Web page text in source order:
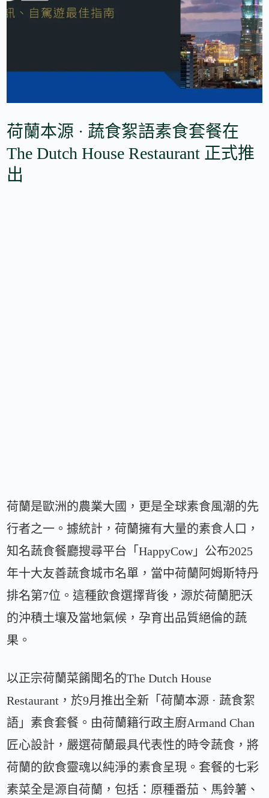
荷蘭本源 · 蔬食絮語素食套餐在
The Dutch House Restaurant 正式推
出
荷蘭是歐洲的農業大國，更是全球素食風潮的先
行者之一。據統計，荷蘭擁有大量的素食人口，
知名蔬食餐廳搜尋平台「HappyCow」公布2025
年十大友善蔬食城市名單，當中荷蘭阿姆斯特丹
排名第7位。這種飲食選擇背後，源於荷蘭肥沃
的沖積土壤及當地氣候，孕育出品質絕倫的蔬
果。
以正宗荷蘭菜餚聞名的The Dutch House
Restaurant，於9月推出全新「荷蘭本源 · 蔬食絮
語」素食套餐。由荷蘭籍行政主廚Armand Chan
匠心設計，嚴選荷蘭最具代表性的時令蔬食，將
荷蘭的飲食靈魂以純淨的素食呈現。套餐的七彩
素菜全是源自荷蘭，包括：原種番茄、馬鈴薯、